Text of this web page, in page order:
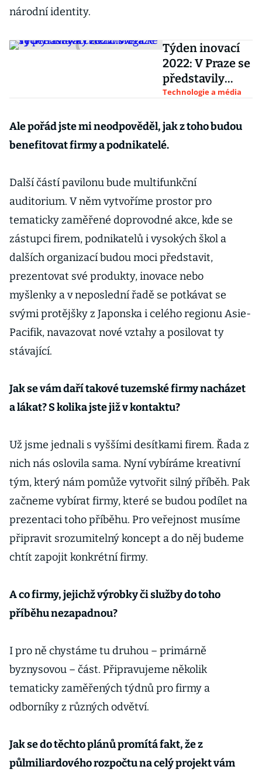
národní identity.
Týden inovací
2022: V Praze se
představily
technologické
celého světa
Technologie a média
Ale pořád jste mi neodpověděl, jak z toho budou
benefitovat firmy a podnikatelé.
Další částí pavilonu bude multifunkční
auditorium. V něm vytvoříme prostor pro
tematicky zaměřené doprovodné akce, kde se
zástupci firem, podnikatelů i vysokých škol a
dalších organizací budou moci představit,
prezentovat své produkty, inovace nebo
myšlenky a v neposlední řadě se potkávat se
svými protějšky z Japonska i celého regionu Asie-
Pacifik, navazovat nové vztahy a posilovat ty
stávající.
Jak se vám daří takové tuzemské firmy nacházet
a lákat? S kolika jste již v kontaktu?
Už jsme jednali s vyššími desítkami firem. Řada z
nich nás oslovila sama. Nyní vybíráme kreativní
tým, který nám pomůže vytvořit silný příběh. Pak
začneme vybírat firmy, které se budou podílet na
prezentaci toho příběhu. Pro veřejnost musíme
připravit srozumitelný koncept a do něj budeme
chtít zapojit konkrétní firmy.
A co firmy, jejichž výrobky či služby do toho
příběhu nezapadnou?
I pro ně chystáme tu druhou – primárně
byznysovou – část. Připravujeme několik
tematicky zaměřených týdnů pro firmy a
odborníky z různých odvětví.
Jak se do těchto plánů promítá fakt, že z
půlmiliardového rozpočtu na celý projekt vám